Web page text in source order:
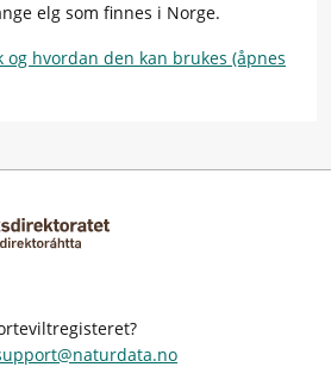
elg som finnes i Norge.
og hvordan den kan brukes (åpnes